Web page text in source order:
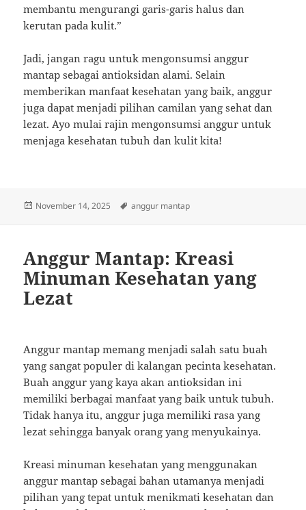
membantu mengurangi garis-garis halus dan
kerutan pada kulit.”
Jadi, jangan ragu untuk mengonsumsi anggur
mantap sebagai antioksidan alami. Selain
memberikan manfaat kesehatan yang baik, anggur
juga dapat menjadi pilihan camilan yang sehat dan
lezat. Ayo mulai rajin mengonsumsi anggur untuk
menjaga kesehatan tubuh dan kulit kita!
Posted
November 14, 2025 Tags
anggur mantap
Anggur Mantap: Kreasi
Minuman Kesehatan yang
Lezat
Anggur mantap memang menjadi salah satu buah
yang sangat populer di kalangan pecinta kesehatan.
Buah anggur yang kaya akan antioksidan ini
memiliki berbagai manfaat yang baik untuk tubuh.
Tidak hanya itu, anggur juga memiliki rasa yang
lezat sehingga banyak orang yang menyukainya.
Kreasi minuman kesehatan yang menggunakan
anggur mantap sebagai bahan utamanya menjadi
pilihan yang tepat untuk menikmati kesehatan dan